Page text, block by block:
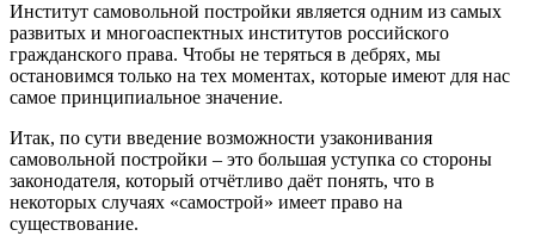
Институт самовольной постройки является одним из самых
развитых и многоаспектных институтов российского
гражданского права. Чтобы не теряться в дебрях, мы
остановимся только на тех моментах, которые имеют для нас
самое принципиальное значение.
Итак, по сути введение возможности узаконивания
самовольной постройки – это большая уступка со стороны
законодателя, который отчётливо даёт понять, что в
некоторых случаях «самострой» имеет право на
существование.